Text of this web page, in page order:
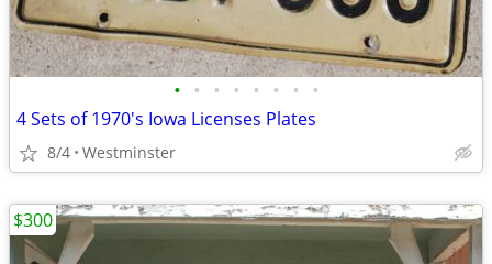
• • • • • • • •
4 Sets of 1970's Iowa Licenses Plates
8/4 Westminster
$300